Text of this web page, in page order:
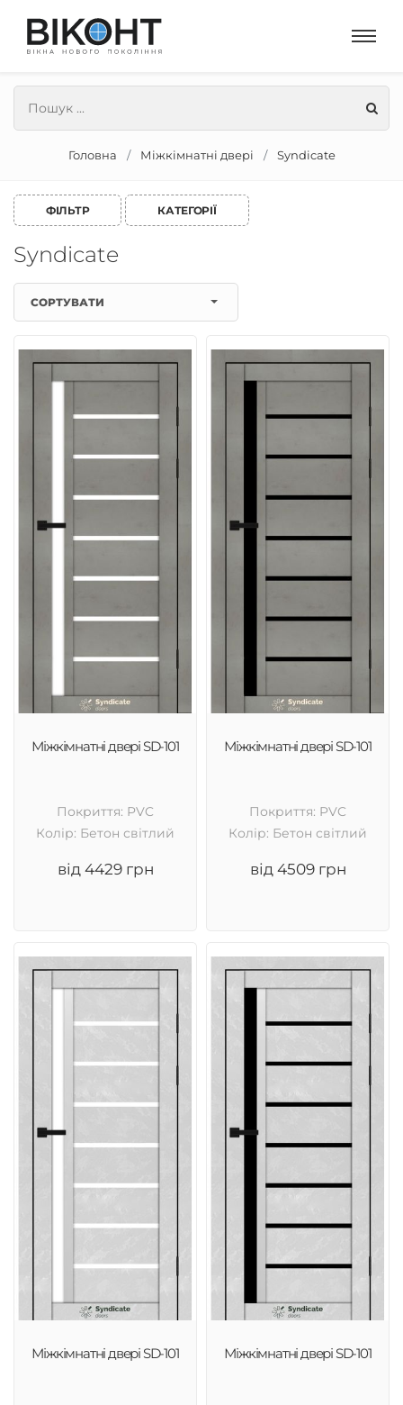
Головна Міжкімнатні двері Syndicate
ФІЛЬТР КАТЕГОРІЇ
Syndicate
СОРТУВАТИ
Міжкімнатні двері SD-101
Покриття: PVC
Колір: Бетон світлий
від 4429 грн
Міжкімнатні двері SD-101
Покриття: PVC
Колір: Бетон світлий
від 4509 грн
Міжкімнатні двері SD-101 Міжкімнатні двері SD-101